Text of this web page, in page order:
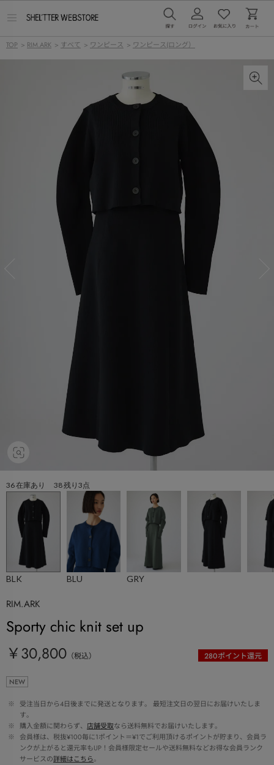
ー
を
TOP > RIM.ARK > すべて > ワンピース > ワンピース(ロング）
36 在庫あり 38 残り3点
BLK BLU GRY
RIM.ARK
Sporty chic knit set up
￥30,800 （税込） 280ポイント還元
NEW
※
受注当日から4日後までに発送となります。 最短注文日の翌日にお届けいたしま
す。
※
購入金額に関わらず、 店舗受取なら送料無料でお届けいたします。
※
会員様は、税抜¥100毎に1ポイント＝¥1でご利用頂けるポイントが貯まり、会員ラ
ンクが上がると還元率もUP！会員様限定セールや送料無料などお得な会員ランク
サービスの詳細はこちら。